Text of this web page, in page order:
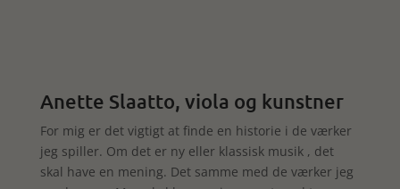
Anette Slaatto, viola og kunstner
For mig er det vigtigt at finde en historie i de værker
jeg spiller. Om det er ny eller klassisk musik , det
skal have en mening. Det samme med de værker jeg